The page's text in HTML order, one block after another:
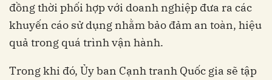
đồng thời phối hợp với doanh nghiệp đưa ra các
khuyến cáo sử dụng nhằm bảo đảm an toàn, hiệu
quả trong quá trình vận hành.
Trong khi đó, Ủy ban Cạnh tranh Quốc gia sẽ tập